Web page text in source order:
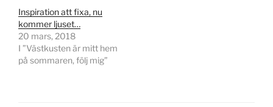
Inspiration att fixa, nu
kommer ljuset…
20 mars, 2018
I ”Västkusten är mitt hem
på sommaren, följ mig”